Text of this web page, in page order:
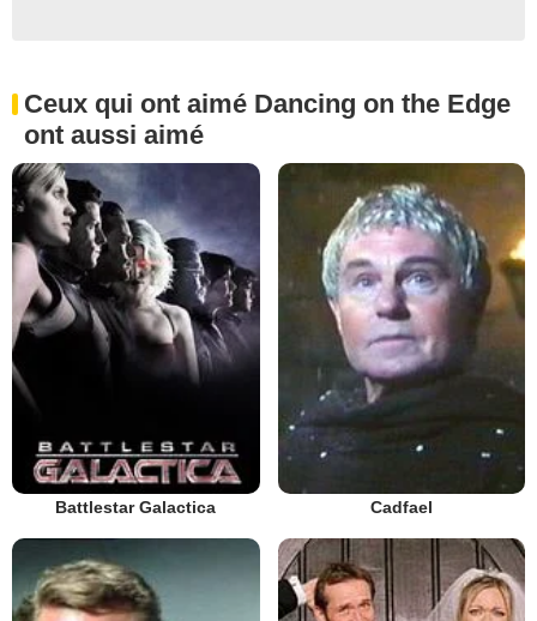
Ceux qui ont aimé Dancing on the Edge
ont aussi aimé
Battlestar Galactica Cadfael